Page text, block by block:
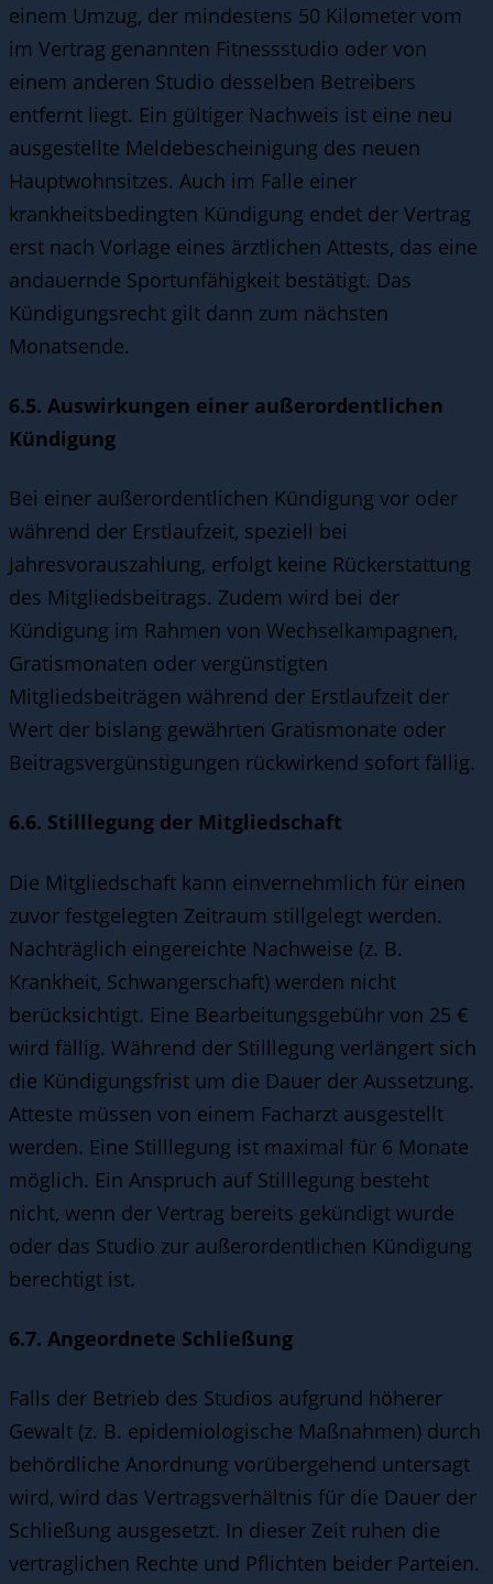
einem Umzug, der mindestens 50 Kilometer vom
im Vertrag genannten Fitnessstudio oder von
einem anderen Studio desselben Betreibers
entfernt liegt. Ein gültiger Nachweis ist eine neu
ausgestellte Meldebescheinigung des neuen
Hauptwohnsitzes. Auch im Falle einer
krankheitsbedingten Kündigung endet der Vertrag
erst nach Vorlage eines ärztlichen Attests, das eine
andauernde Sportunfähigkeit bestätigt. Das
Kündigungsrecht gilt dann zum nächsten
Monatsende.
6.5. Auswirkungen einer außerordentlichen
Kündigung
Bei einer außerordentlichen Kündigung vor oder
während der Erstlaufzeit, speziell bei
Jahresvorauszahlung, erfolgt keine Rückerstattung
des Mitgliedsbeitrags. Zudem wird bei der
Kündigung im Rahmen von Wechselkampagnen,
Gratismonaten oder vergünstigten
Mitgliedsbeiträgen während der Erstlaufzeit der
Wert der bislang gewährten Gratismonate oder
Beitragsvergünstigungen rückwirkend sofort fällig.
6.6. Stilllegung der Mitgliedschaft
Die Mitgliedschaft kann einvernehmlich für einen
zuvor festgelegten Zeitraum stillgelegt werden.
Nachträglich eingereichte Nachweise (z. B.
Krankheit, Schwangerschaft) werden nicht
berücksichtigt. Eine Bearbeitungsgebühr von 25 €
wird fällig. Während der Stilllegung verlängert sich
die Kündigungsfrist um die Dauer der Aussetzung.
Atteste müssen von einem Facharzt ausgestellt
werden. Eine Stilllegung ist maximal für 6 Monate
möglich. Ein Anspruch auf Stilllegung besteht
nicht, wenn der Vertrag bereits gekündigt wurde
oder das Studio zur außerordentlichen Kündigung
berechtigt ist.
6.7. Angeordnete Schließung
Falls der Betrieb des Studios aufgrund höherer
Gewalt (z. B. epidemiologische Maßnahmen) durch
behördliche Anordnung vorübergehend untersagt
wird, wird das Vertragsverhältnis für die Dauer der
Schließung ausgesetzt. In dieser Zeit ruhen die
vertraglichen Rechte und Pflichten beider Parteien.